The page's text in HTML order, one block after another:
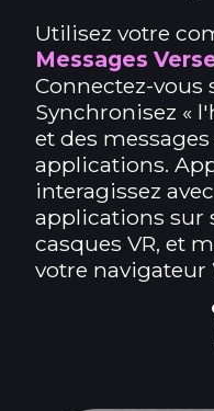
Utilisez votre
Messages
Connectez-vous
Synchronisez «
et des messages
applications.
interagissez
applications sur
casques VR, et
votre navigateur